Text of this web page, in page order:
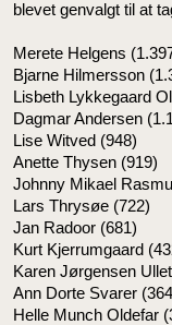
blevet genvalgt til at
Merete Helgens
Bjarne Hilmersson
Lisbeth Lykkegaard
Dagmar Andersen
Lise Witved (948)
Anette Thysen (919)
Johnny Mikael
Lars Thrysøe (722)
Jan Radoor (681)
Kurt Kjerrumgaard
Karen Jørgensen
Ann Dorte Svarer
Helle Munch Oldefar